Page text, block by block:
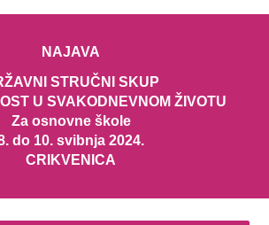
NAJAVA
STRUČNI SKUP
U SVAKODNEVNOM ŽIVOTU
Za osnovne škole
do 10. svibnja 2024.
CRIKVENICA